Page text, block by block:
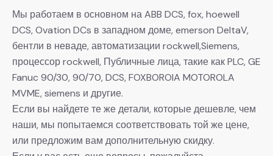
Мы работаем в основном на ABB DCS, fox, hoewell
DCS, Ovation DCs в западном доме, emerson DeltaV,
бентли в неваде, автоматизации rockwell,Siemens,
процессор rockwell, Публичные лица, такие как PLC, GE
Fanuc 90/30, 90/70, DCS, FOXBOROIA MOTOROLA
MVME, siemens и другие.
Если вы найдете те же детали, которые дешевле, чем
наши, мы попытаемся соответствовать той же цене,
или предложим вам дополнительную скидку.